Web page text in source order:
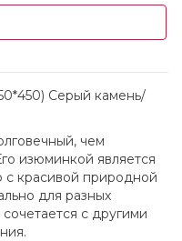
Серый камень/
чем
изюминкой является
красивой природной
для разных
с другими